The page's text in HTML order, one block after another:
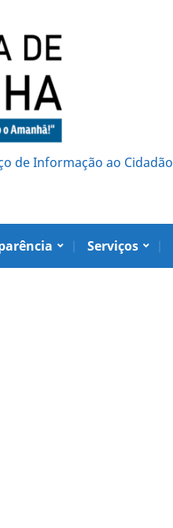
de Informação ao Cidadão
Serviços